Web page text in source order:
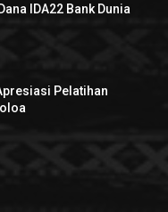
IDA22 Bank Dunia
Pelatihan